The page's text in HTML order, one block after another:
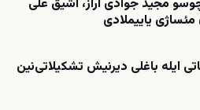
مجید جوادی آراز، آشیق علی
یاییملادی
ایله باغلی دیرنیش تشکیلاتی‌نین